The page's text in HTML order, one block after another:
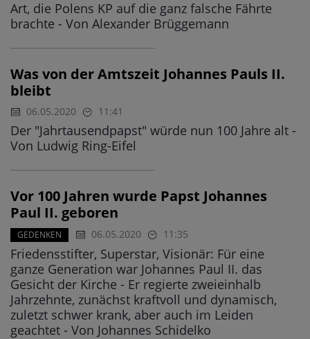
Art, die Polens KP auf die ganz falsche Fährte
brachte - Von Alexander Brüggemann
Was von der Amtszeit Johannes Pauls II.
bleibt
06.05.2020 11:41
Der "Jahrtausendpapst" würde nun 100 Jahre alt -
Von Ludwig Ring-Eifel
Vor 100 Jahren wurde Papst Johannes
Paul II. geboren
GEDENKEN 06.05.2020 11:35
Friedensstifter, Superstar, Visionär: Für eine
ganze Generation war Johannes Paul II. das
Gesicht der Kirche - Er regierte zweieinhalb
Jahrzehnte, zunächst kraftvoll und dynamisch,
zuletzt schwer krank, aber auch im Leiden
geachtet - Von Johannes Schidelko